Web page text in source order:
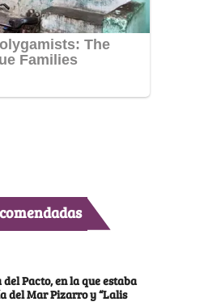
Pacto, en la que estaba
del Mar Pizarro y “Lalis